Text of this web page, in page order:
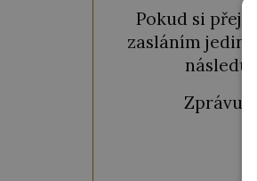
Pokud si
zasláním
Zprávu